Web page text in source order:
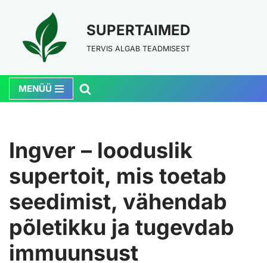
content
SUPERTAIMED
TERVIS ALGAB TEADMISEST
MENÜÜ
Ingver – looduslik
supertoit, mis toetab
seedimist, vähendab
põletikku ja tugevdab
immuunsust